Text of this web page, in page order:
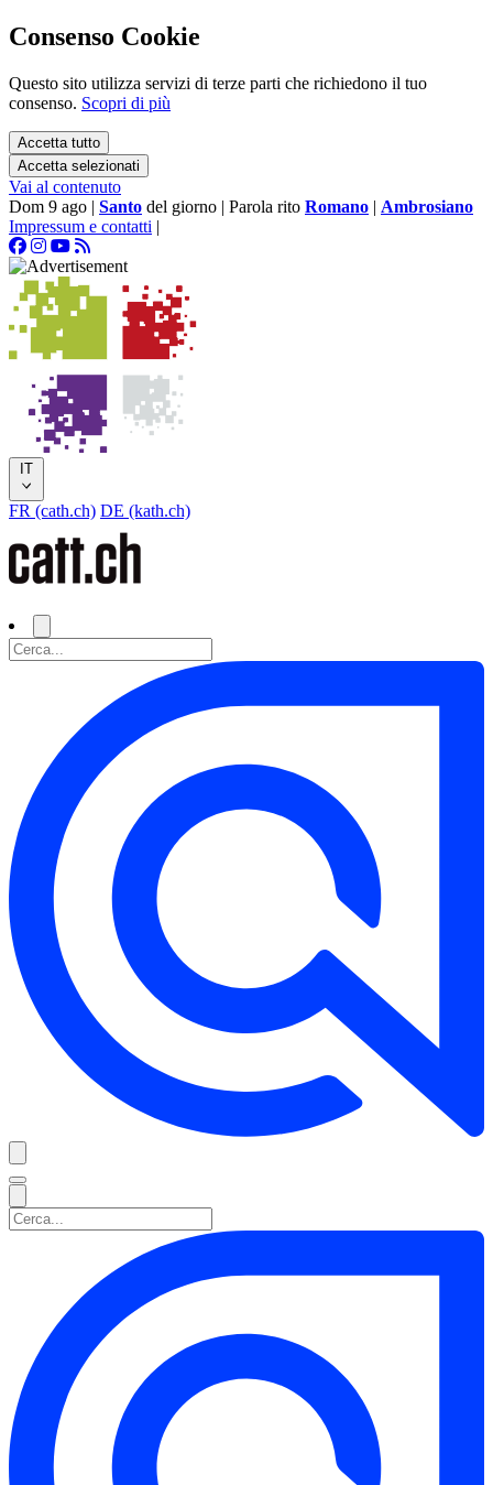
Consenso Cookie
Questo sito utilizza servizi di terze parti che richiedono il tuo
consenso. Scopri di più
Accetta tutto
Accetta selezionati
Vai al contenuto
Dom 9 ago | Santo del giorno | Parola rito Romano | Ambrosiano
Impressum e contatti |
IT
FR (cath.ch) DE (kath.ch)